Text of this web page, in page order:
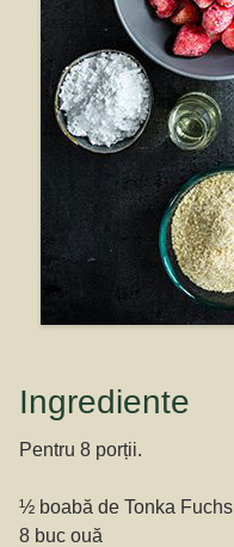
Ingrediente
Pentru 8 porții.
½ boabă de Tonka Fuchs
8 buc ouă